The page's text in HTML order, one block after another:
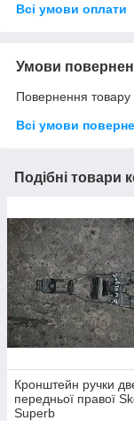
Всі умови оплати
Умови
Повернення товару
Всі умови
Подібні товари
Кронштейн ручки
передньої правої
Superb